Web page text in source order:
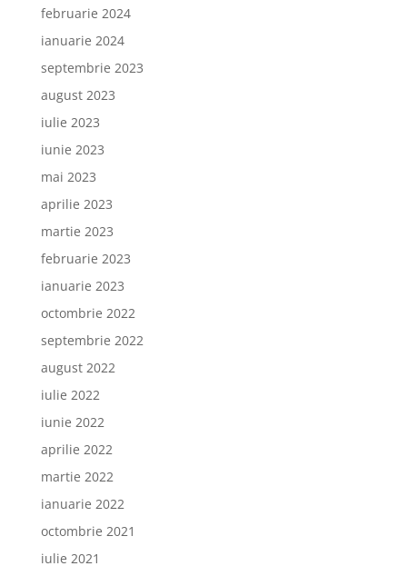
februarie 2024
ianuarie 2024
septembrie 2023
august 2023
iulie 2023
iunie 2023
mai 2023
aprilie 2023
martie 2023
februarie 2023
ianuarie 2023
octombrie 2022
septembrie 2022
august 2022
iulie 2022
iunie 2022
aprilie 2022
martie 2022
ianuarie 2022
octombrie 2021
iulie 2021